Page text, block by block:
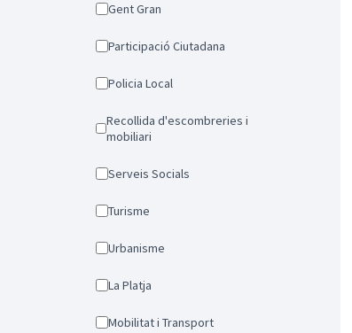
Gent Gran
Participació Ciutadana
Policia Local
Recollida d'escombreries i
mobiliari
Serveis Socials
Turisme
Urbanisme
La Platja
Mobilitat i Transport